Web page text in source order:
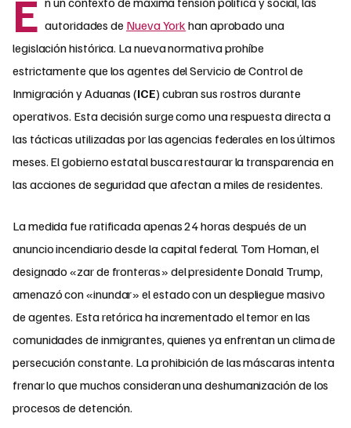
E autoridades de Nueva York han aprobado una
legislación histórica. La nueva normativa prohíbe
estrictamente que los agentes del Servicio de Control de
Inmigración y Aduanas (ICE) cubran sus rostros durante
operativos. Esta decisión surge como una respuesta directa a
las tácticas utilizadas por las agencias federales en los últimos
meses. El gobierno estatal busca restaurar la transparencia en
las acciones de seguridad que afectan a miles de residentes.
La medida fue ratificada apenas 24 horas después de un
anuncio incendiario desde la capital federal. Tom Homan, el
designado «zar de fronteras» del presidente Donald Trump,
amenazó con «inundar» el estado con un despliegue masivo
de agentes. Esta retórica ha incrementado el temor en las
comunidades de inmigrantes, quienes ya enfrentan un clima de
persecución constante. La prohibición de las máscaras intenta
frenar lo que muchos consideran una deshumanización de los
procesos de detención.